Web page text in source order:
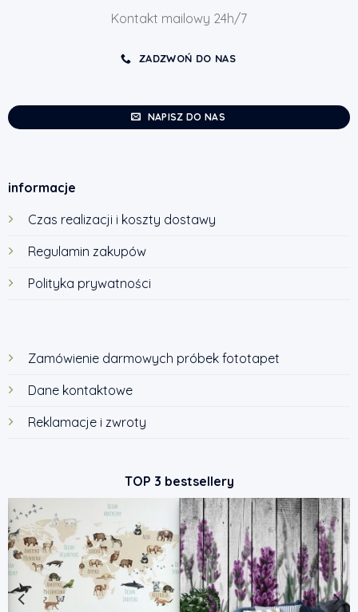
Kontakt mailowy 24h/7
ZADZWOŃ DO NAS
NAPISZ DO NAS
informacje
Czas realizacji i koszty dostawy
Regulamin zakupów
Polityka prywatności
Zamówienie darmowych próbek fototapet
Dane kontaktowe
Reklamacje i zwroty
TOP 3 bestsellery